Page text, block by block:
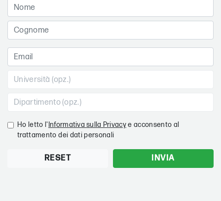
Ho letto l'Informativa sulla Privacye acconsento al
trattamento dei dati personali
RESET INVIA